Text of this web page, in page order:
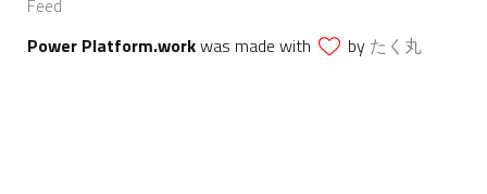
Feed
Power Platform.workwas made with by たく丸